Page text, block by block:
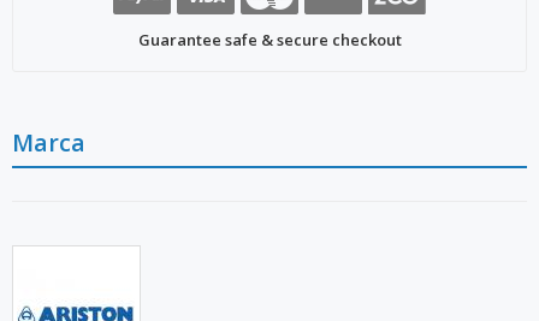
Guarantee safe & secure checkout
Marca